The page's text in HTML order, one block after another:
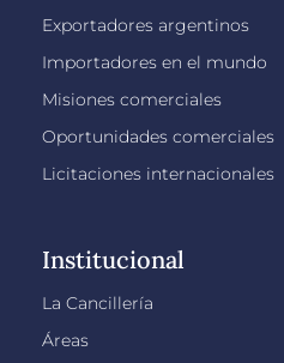
Exportadores argentinos
Importadores en el mundo
Misiones comerciales
Oportunidades comerciales
Licitaciones internacionales
Institucional
La Cancillería
Áreas